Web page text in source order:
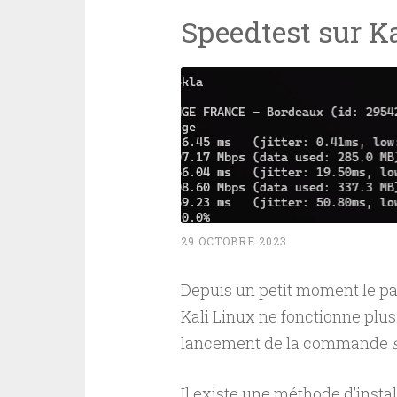
Speedtest sur
29 OCTOBRE 2023
Depuis un petit moment le
Kali Linux ne fonctionne
lancement de la commande